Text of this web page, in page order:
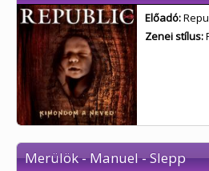
Előadó:
Zenei stílus:
Merülök - Manuel - Slepp